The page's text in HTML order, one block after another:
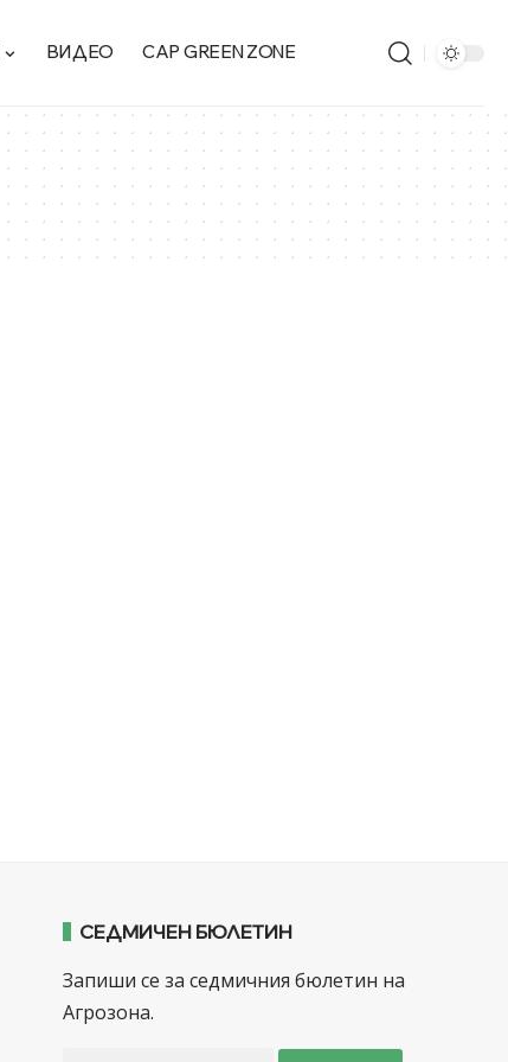
ВИДЕО CAP GREEN ZONE
СЕДМИЧЕН БЮЛЕТИН
Запиши се за седмичния бюлетин на
Агрозона.